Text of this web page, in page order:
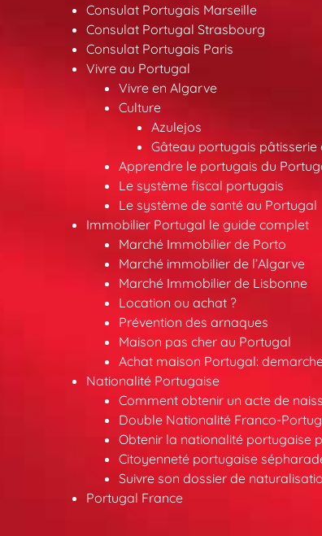
Consulat Portugais Marseille
Consulat Portugal Strasbourg
Consulat Portugais Paris
Vivre au Portugal
Vivre en Algarve
Culture
Azulejos
Gâteau portugais pâtisserie
Apprendre le portugais du
Le système fiscal portugais
Le système de santé au Portugal
Immobilier Portugal le guide complet
Marché Immobilier de Porto
Marché immobilier de l’Algarve
Marché Immobilier de Lisbonne
Location ou achat ?
Prévention des arnaques
Maison pas cher au Portugal
Achat maison Portugal:
Nationalité Portugaise
Comment obtenir un acte de
Double Nationalité Franco-
Obtenir la nationalité portugaise
Citoyenneté portugaise
Suivre son dossier de
Portugal France